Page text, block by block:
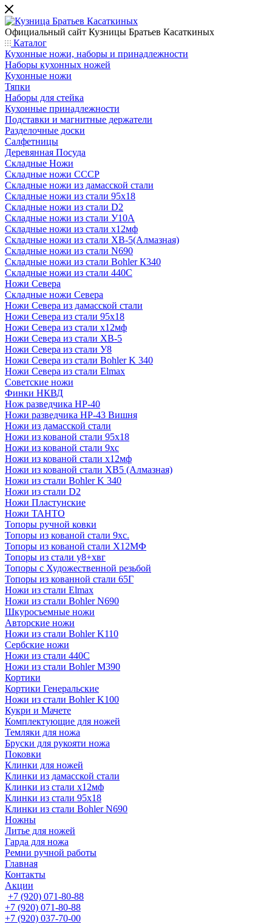
Официальный сайт Кузницы Братьев Касаткиных
Каталог
Кухонные ножи, наборы и принадлежности
Наборы кухонных ножей
Кухонные ножи
Тяпки
Наборы для стейка
Кухонные принадлежности
Подставки и магнитные держатели
Разделочные доски
Салфетницы
Деревянная Посуда
Складные Ножи
Cкладные ножи СССР
Складные ножи из дамасской стали
Складные ножи из стали 95х18
Складные ножи из стали D2
Складные ножи из стали У10А
Складные ножи из стали х12мф
Складные ножи из стали ХВ-5(Алмазная)
Складные ножи из стали N690
Складные ножи из стали Bohler К340
Складные ножи из стали 440С
Ножи Севера
Складные ножи Севера
Ножи Севера из дамасской стали
Ножи Севера из стали 95х18
Ножи Севера из стали х12мф
Ножи Севера из стали ХВ-5
Ножи Севера из стали У8
Ножи Севера из стали Bohler K 340
Ножи Севера из стали Elmax
Советские ножи
Финки НКВД
Нож разведчика НР-40
Ножи разведчика НР-43 Вишня
Ножи из дамасской стали
Ножи из кованой стали 95х18
Ножи из кованой стали 9хс
Ножи из кованой стали х12мф
Ножи из кованой стали ХВ5 (Алмазная)
Ножи из стали Bohler K 340
Ножи из стали D2
Ножи Пластунские
Ножи ТАНТО
Топоры ручной ковки
Топоры из кованой стали 9хс.
Топоры из кованой стали Х12МФ
Топоры из стали у8+хвг
Топоры с Художественной резьбой
Топоры из кованной стали 65Г
Ножи из стали Elmax
Ножи из стали Bohler N690
Шкуросъемные ножи
Авторские ножи
Ножи из стали Bohler K110
Сербские ножи
Ножи из стали 440С
Ножи из стали Bohler M390
Кортики
Кортики Генеральские
Ножи из стали Bohler K100
Кукри и Мачете
Комплектующие для ножей
Темляки для ножа
Бруски для рукояти ножа
Поковки
Клинки для ножей
Клинки из дамасской стали
Клинки из стали х12мф
Клинки из стали 95х18
Клинки из стали Bohler N690
Ножны
Литье для ножей
Гарда для ножа
Ремни ручной работы
Главная
Контакты
Акции
+7 (920) 071-80-88
+7 (920) 071-80-88
+7 (920) 037-70-00